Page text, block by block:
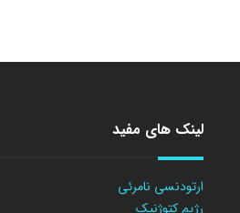
لینک های مفید
ارتودنسی نامرئی
رژیم کتوژنیک